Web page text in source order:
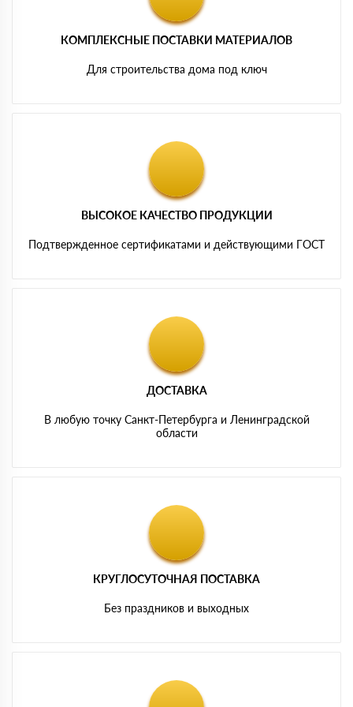
КОМПЛЕКСНЫЕ ПОСТАВКИ МАТЕРИАЛОВ
Для строительства дома под ключ
ВЫСОКОЕ КАЧЕСТВО ПРОДУКЦИИ
Подтвержденное сертификатами и действующими ГОСТ
ДОСТАВКА
В любую точку Санкт-Петербурга и Ленинградской
области
КРУГЛОСУТОЧНАЯ ПОСТАВКА
Без праздников и выходных